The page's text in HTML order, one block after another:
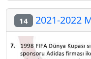
14 2021-2022